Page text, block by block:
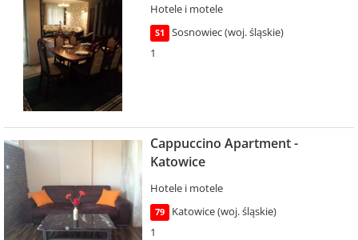
Hotele i motele
S1
Sosnowiec (woj. śląskie)
1
Cappuccino Apartment -
Katowice
Hotele i motele
79
Katowice (woj. śląskie)
1